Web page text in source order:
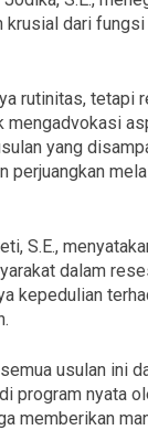
krusial dari
rutinitas, tetapi
mengadvokasi
yang
perjuangkan
S.E.,
dalam
kepedulian
usulan ini
program nyata
memberikan